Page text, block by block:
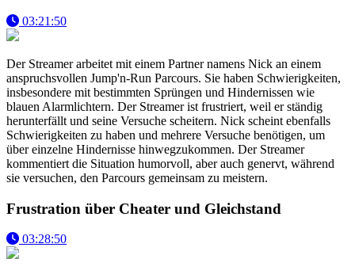
03:21:50
Der Streamer arbeitet mit einem Partner namens Nick an einem
anspruchsvollen Jump'n-Run Parcours. Sie haben Schwierigkeiten,
insbesondere mit bestimmten Sprüngen und Hindernissen wie
blauen Alarmlichtern. Der Streamer ist frustriert, weil er ständig
herunterfällt und seine Versuche scheitern. Nick scheint ebenfalls
Schwierigkeiten zu haben und mehrere Versuche benötigen, um
über einzelne Hindernisse hinwegzukommen. Der Streamer
kommentiert die Situation humorvoll, aber auch genervt, während
sie versuchen, den Parcours gemeinsam zu meistern.
Frustration über Cheater und Gleichstand
03:28:50